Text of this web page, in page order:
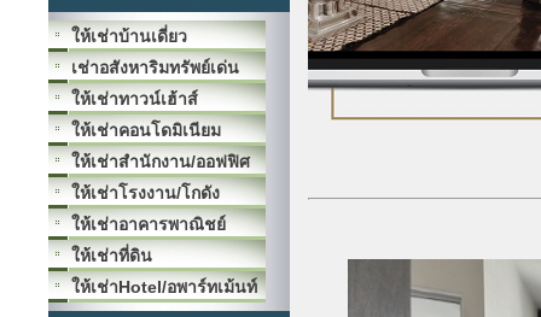
ให้เช่าบ้านเดี่ยว
เช่าอสังหาริมทรัพย์เด่น
ให้เช่าทาวน์เฮ้าส์
ให้เช่าคอนโดมิเนียม
ให้เช่าสำนักงาน/ออฟฟิศ
ให้เช่าโรงงาน/โกดัง
ให้เช่าอาคารพาณิชย์
ให้เช่าที่ดิน
ให้เช่าHotel/อพาร์ทเม้นท์